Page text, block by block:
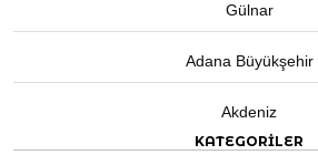
Gülnar
Adana Büyükşehir
Akdeniz
KATEGORİLER